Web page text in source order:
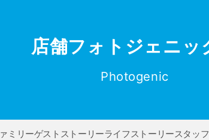
店舗フォトジェニッ
Photogenic
ミリーゲストストーリーライフストーリースタッ